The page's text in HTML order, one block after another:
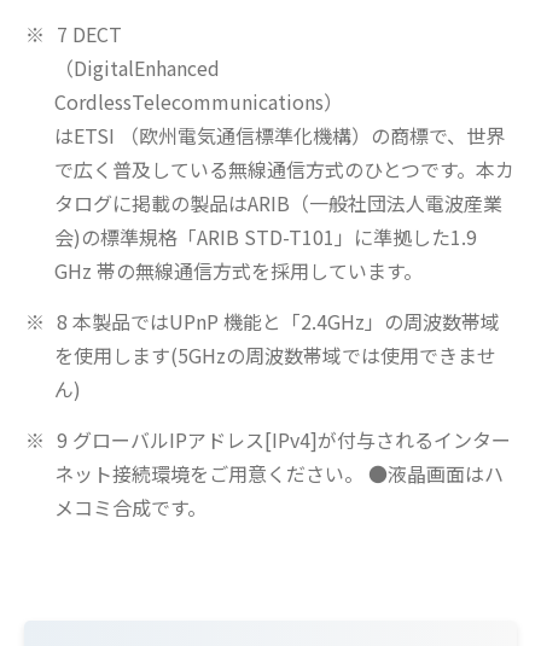
7 DECT
（DigitalEnhanced
CordlessTelecommunications）
はETSI （欧州電気通信標準化機構）の商標で、世界
で広く普及している無線通信方式のひとつです。本カ
タログに掲載の製品はARIB（一般社団法人電波産業
会)の標準規格「ARIB STD-T101」に準拠した1.9
GHz 帯の無線通信方式を採用しています。
8 本製品ではUPnP 機能と「2.4GHz」の周波数帯域
を使用します(5GHzの周波数帯域では使用できませ
ん)
9 グローバルIPアドレス[IPv4]が付与されるインター
ネット接続環境をご用意ください。 ●液晶画面はハ
メコミ合成です。